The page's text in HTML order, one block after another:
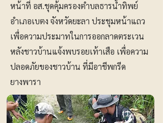
หน้าที่ อส.ชุดคุ้มครองตำบลธารน้ำทิพย์
อำเภอเบตง จังหวัดยะลา ประชุมหน้าแถว
เพื่อความประมาทในการออกลาดตระเวน
หลังชาวบ้านแจ้งพบรอยเท้าเสือ เพื่อความ
ปลอดภัยของชาวบ้าน ที่มีอาชีพกรีด
ยางพารา